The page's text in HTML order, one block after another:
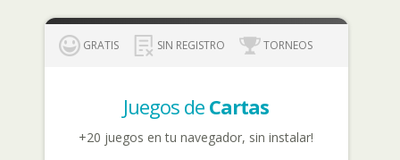
GRATIS SIN REGISTRO TORNEOS
Juegos de Cartas
+20 juegos en tu navegador, sin instalar!